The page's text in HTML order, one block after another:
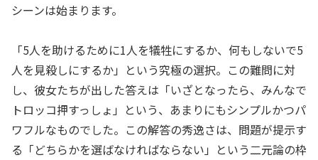
シーンは始まります。
「5人を助けるために1人を犠牲にするか、何もしないで5
人を見殺しにするか」という究極の選択。この難問に対
し、彼女たちが出した答えは「いざとなったら、みんなで
トロッコ押すっしょ」という、あまりにもシンプルかつパ
ワフルなものでした。この解答の秀逸さは、問題が提示す
る「どちらかを選ばなければならない」という二元論の枠